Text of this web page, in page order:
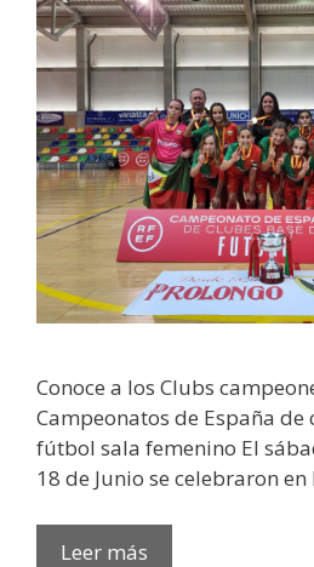
Conoce a los Clubs
Campeonatos de España de
fútbol sala femenino El
18 de Junio se celebraron
Leer más